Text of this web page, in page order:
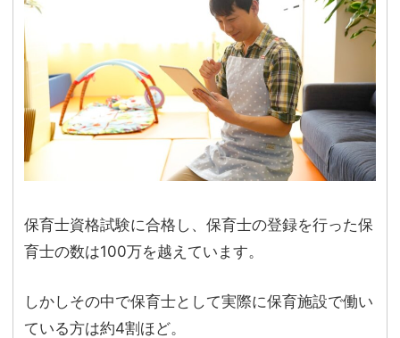
保育士資格試験に合格し、保育士の登録を行った保
育士の数は100万を越えています。
しかしその中で保育士として実際に保育施設で働い
ている方は約4割ほど。